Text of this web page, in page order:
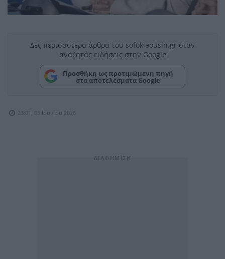
Δες περισσότερα άρθρα του sofokleousin.gr όταν
αναζητάς ειδήσεις στην Google
Προσθήκη ως προτιμώμενη πηγή
στα αποτελέσματα Google
23:01, 03 Ιουνίου 2026